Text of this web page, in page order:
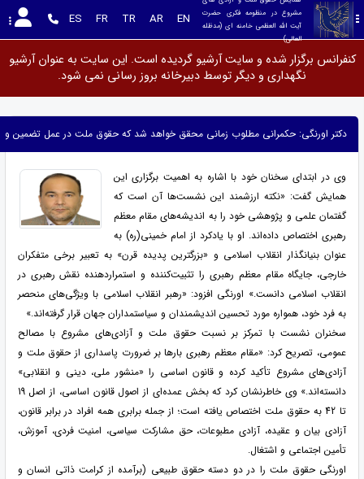
العالی)
EN
AR
TR
FR
ES
کنفرانس برگزار شده و سایت آرشیو گردیده است. این سایت به عنوان آرشیو
نگهداری و دیگر توسط دبیرخانه بروز رسانی نمی شود.
دکتر اورنگی: حکمرانی مطلوب زمانی محقق خواهد شد که حقوق ملت در عمل تضمین و
وی در ابتدای سخنان خود با اشاره به اهمیت برگزاری این
همایش گفت: «نکته ارزشمند این نشست‌ها آن است که
گفتمان علمی و پژوهشی خود را به اندیشه‌های مقام معظم
رهبری اختصاص داده‌اند. او با یادکرد از امام خمینی(ره) به
عنوان بنیانگذار انقلاب اسلامی و «بزرگترین پدیده قرن» به تعبیر برخی متفکران
خارجی، جایگاه مقام معظم رهبری را تثبیت‌کننده و استمراردهنده نقش رهبری در
انقلاب اسلامی دانست.» اورنگی افزود: «رهبر انقلاب اسلامی با ویژگی‌های منحصر
به فرد خود، همواره مورد تحسین اندیشمندان و سیاستمداران جهان قرار گرفته‌اند.»
سخنران نشست با تمرکز بر نسبت حقوق ملت و آزادی‌های مشروع با مصالح
عمومی، تصریح کرد: «مقام معظم رهبری بارها بر ضرورت پاسداری از حقوق ملت و
آزادی‌های مشروع تأکید کرده و قانون اساسی را «منشور ملی، دینی و انقلابی»
دانسته‌اند.» وی خاطرنشان کرد که بخش عمده‌ای از اصول قانون اساسی، از اصل 19
تا 42 به حقوق ملت اختصاص یافته است؛ از جمله برابری همه افراد در برابر قانون،
آزادی بیان و عقیده، آزادی مطبوعات، حق مشارکت سیاسی، امنیت فردی، آموزش،
تأمین اجتماعی و اشتغال.
اورنگی حقوق ملت را در دو دسته حقوق طبیعی (برآمده از کرامت ذاتی انسان و